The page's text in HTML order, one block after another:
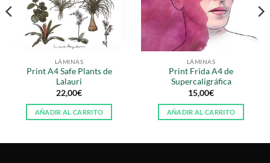
LÁMINAS
Print A4 Safe Plants de
Lalauri
22,00€
AÑADIR AL CARRITO
LÁMINAS
Print Frida A4 de
Supercaligráfica
15,00€
AÑADIR AL CARRITO